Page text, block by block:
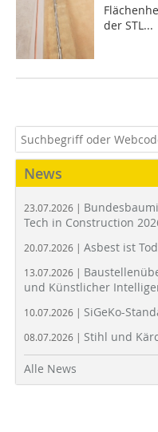
der STL...
News
23.07.2026 |
Tech in Construction
20.07.2026 | Asbest ist
13.07.2026 |
und Künstlicher
10.07.2026 | SiGeKo-
08.07.2026 | Stihl und
Alle News